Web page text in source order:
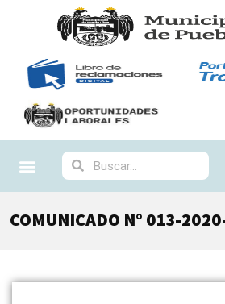
COMUNICADO N° 013-